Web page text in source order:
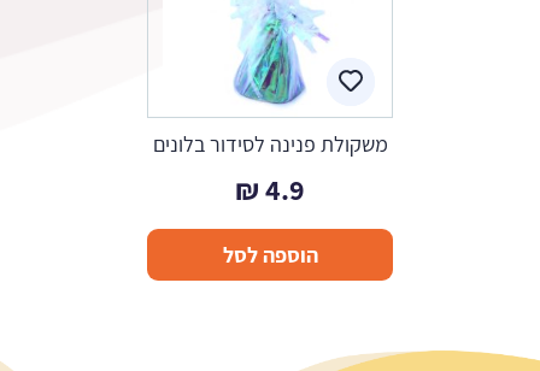
משקולת פנינה לסידור בלונים
4.9
₪
הוספה לסל